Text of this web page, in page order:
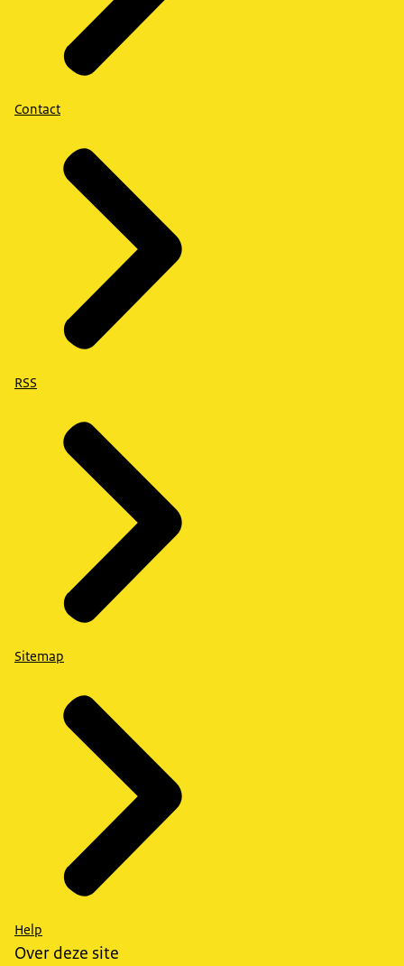
Contact
RSS
Sitemap
Help
Over deze site